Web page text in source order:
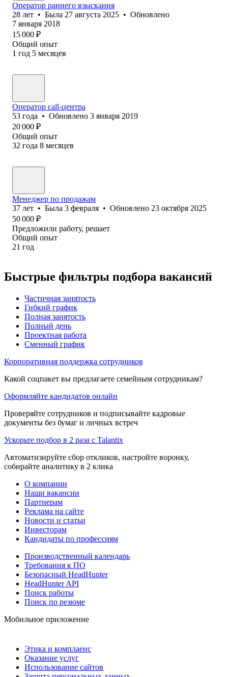
Оператор раннего взыскания
28 лет • Была 27 августа 2025 • Обновлено
7 января 2018
15 000 ₽
Общий опыт
1 год 5 месяцев
Оператор call-центра
53 года • Обновлено 3 января 2019
20 000 ₽
Общий опыт
32 года 8 месяцев
Менеджер по продажам
37 лет • Была 3 февраля • Обновлено 23 октября 2025
50 000 ₽
Предложили работу, решает
Общий опыт
21 год
Быстрые фильтры подбора вакансий
Частичная занятость
Гибкий график
Полная занятость
Полный день
Проектная работа
Сменный график
Корпоративная поддержка сотрудников
Какой соцпакет вы предлагаете семейным сотрудникам?
Оформляйте кандидатов онлайн
Проверяйте сотрудников и подписывайте кадровые
документы без бумаг и личных встреч
Ускорьте подбор в 2 раза с Talantix
Автоматизируйте сбор откликов, настройте воронку,
собирайте аналитику в 2 клика
О компании
Наши вакансии
Партнерам
Реклама на сайте
Новости и статьи
Инвесторам
Кандидаты по профессиям
Производственный календарь
Требования к ПО
Безопасный HeadHunter
HeadHunter API
Поиск работы
Поиск по резюме
Мобильное приложение
Этика и комплаенс
Оказание услуг
Использование сайтов